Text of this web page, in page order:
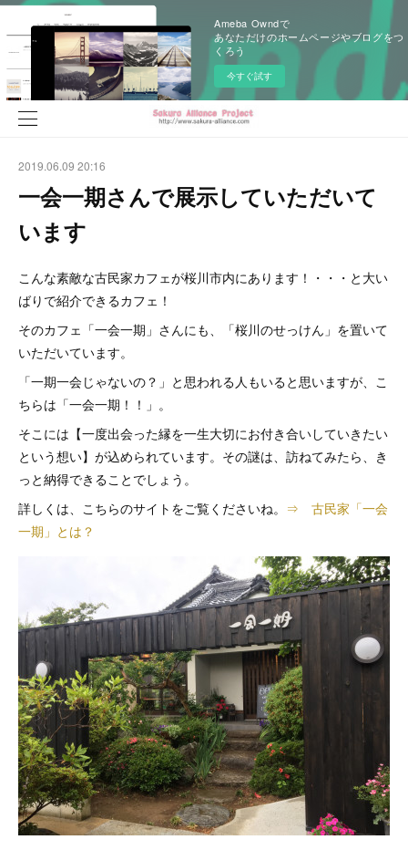
Ameba Owndで
あなただけのホームページやブログをつ
くろう
今すぐ試す
2019.06.09 20:16
一会一期さんで展示していただいて
います
こんな素敵な古民家カフェが桜川市内にあります！・・・と大い
ばりで紹介できるカフェ！
そのカフェ「一会一期」さんにも、「桜川のせっけん」を置いて
いただいています。
「一期一会じゃないの？」と思われる人もいると思いますが、こ
ちらは「一会一期！！」。
そこには【一度出会った縁を一生大切にお付き合いしていきたい
という想い】が込められています。その謎は、訪ねてみたら、き
っと納得できることでしょう。
詳しくは、こちらのサイトをご覧くださいね。 ⇒ 古民家「一会
一期」とは？